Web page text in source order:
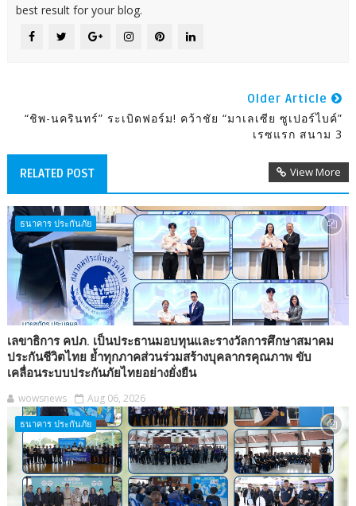
best result for your blog.
Older Article
“ชิพ-นครินทร์” ระเบิดฟอร์ม! คว้าชัย “มาเลเซีย ซูเปอร์ไบค์”
เรซแรก สนาม 3
RELATED POST View More
ธนาคาร ประกันภัย
เลขาธิการ คปภ. เป็นประธานมอบทุนและรางวัลการศึกษาสมาคม
ประกันชีวิตไทย ย้ำทุกภาคส่วนร่วมสร้างบุคลากรคุณภาพ ขับ
เคลื่อนระบบประกันภัยไทยอย่างยั่งยืน
wowsnews Aug 06, 2026
ธนาคาร ประกันภัย